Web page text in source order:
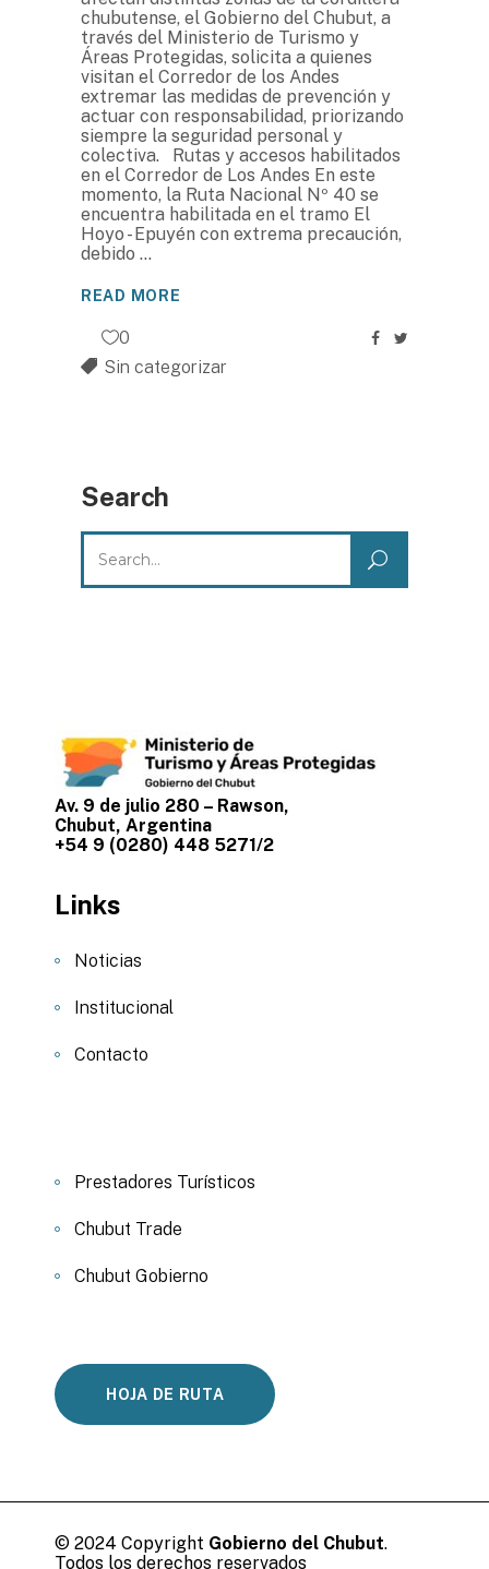
chubutense, el Gobierno del Chubut, a
través del Ministerio de Turismo y
Áreas Protegidas, solicita a quienes
visitan el Corredor de los Andes
extremar las medidas de prevención y
actuar con responsabilidad, priorizando
siempre la seguridad personal y
colectiva. Rutas y accesos habilitados
en el Corredor de Los Andes En este
momento, la Ruta Nacional Nº 40 se
encuentra habilitada en el tramo El
Hoyo - Epuyén con extrema precaución,
debido
READ MORE
0
Sin categorizar
Search
Search
for:
Av. 9 de julio 280 – Rawson,
Chubut, Argentina
+54 9 (0280) 448 5271/2
Links
Noticias
Institucional
Contacto
Prestadores Turísticos
Chubut Trade
Chubut Gobierno
HOJA DE RUTA
© 2024 Copyright Gobierno del Chubut.
Todos los derechos reservados